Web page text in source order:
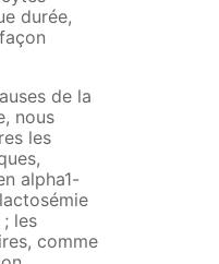
durée,
de la
nous
les
alpha1-
les
comme